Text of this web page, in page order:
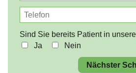
Sind Sie bereits Patient in
Ja
Nein
Nächster